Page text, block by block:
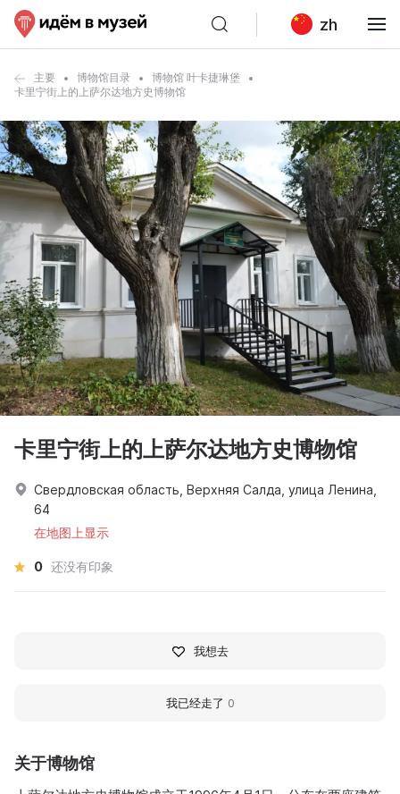
zh
主要 博物馆目录
博物馆 叶卡捷琳堡
卡里宁街上的上萨尔达地方史博物馆
关于博物馆
卡里宁街上的上萨尔达地方史博物馆
Свердловская область, Верхняя Салда, улица Ленина,
64
在地图上显示
0 还没有印象
我想去
我已经走了 0